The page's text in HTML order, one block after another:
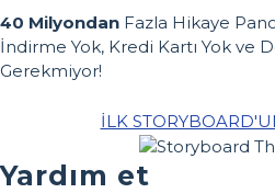
40 Milyondan Fazla Hikaye
İndirme Yok, Kredi Kartı Yok ve
Gerekmiyor!
İLK
Yardım et